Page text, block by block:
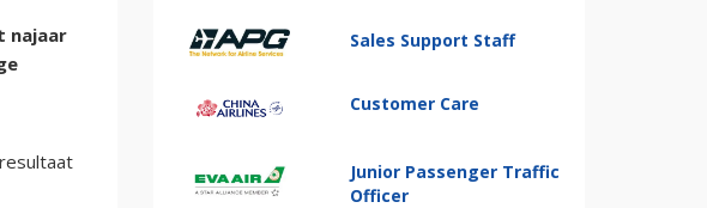
najaar
Sales Support Staff
Customer Care
Junior Passenger Traffic
Officer